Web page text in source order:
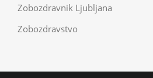
Zobozdravnik Ljubljana
Zobozdravstvo